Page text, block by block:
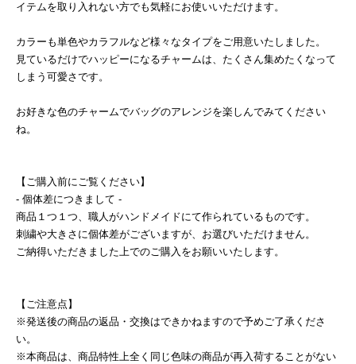
イテムを取り入れない方でも気軽にお使いいただけます。
カラーも単色やカラフルなど様々なタイプをご用意いたしました。
見ているだけでハッピーになるチャームは、たくさん集めたくなって
しまう可愛さです。
お好きな色のチャームでバッグのアレンジを楽しんでみてください
ね。
【ご購入前にご覧ください】
- 個体差につきまして -
商品１つ１つ、職人がハンドメイドにて作られているものです。
刺繍や大きさに個体差がございますが、お選びいただけません。
ご納得いただきました上でのご購入をお願いいたします。
【ご注意点】
※発送後の商品の返品・交換はできかねますので予めご了承くださ
い。
※本商品は、商品特性上全く同じ色味の商品が再入荷することがない